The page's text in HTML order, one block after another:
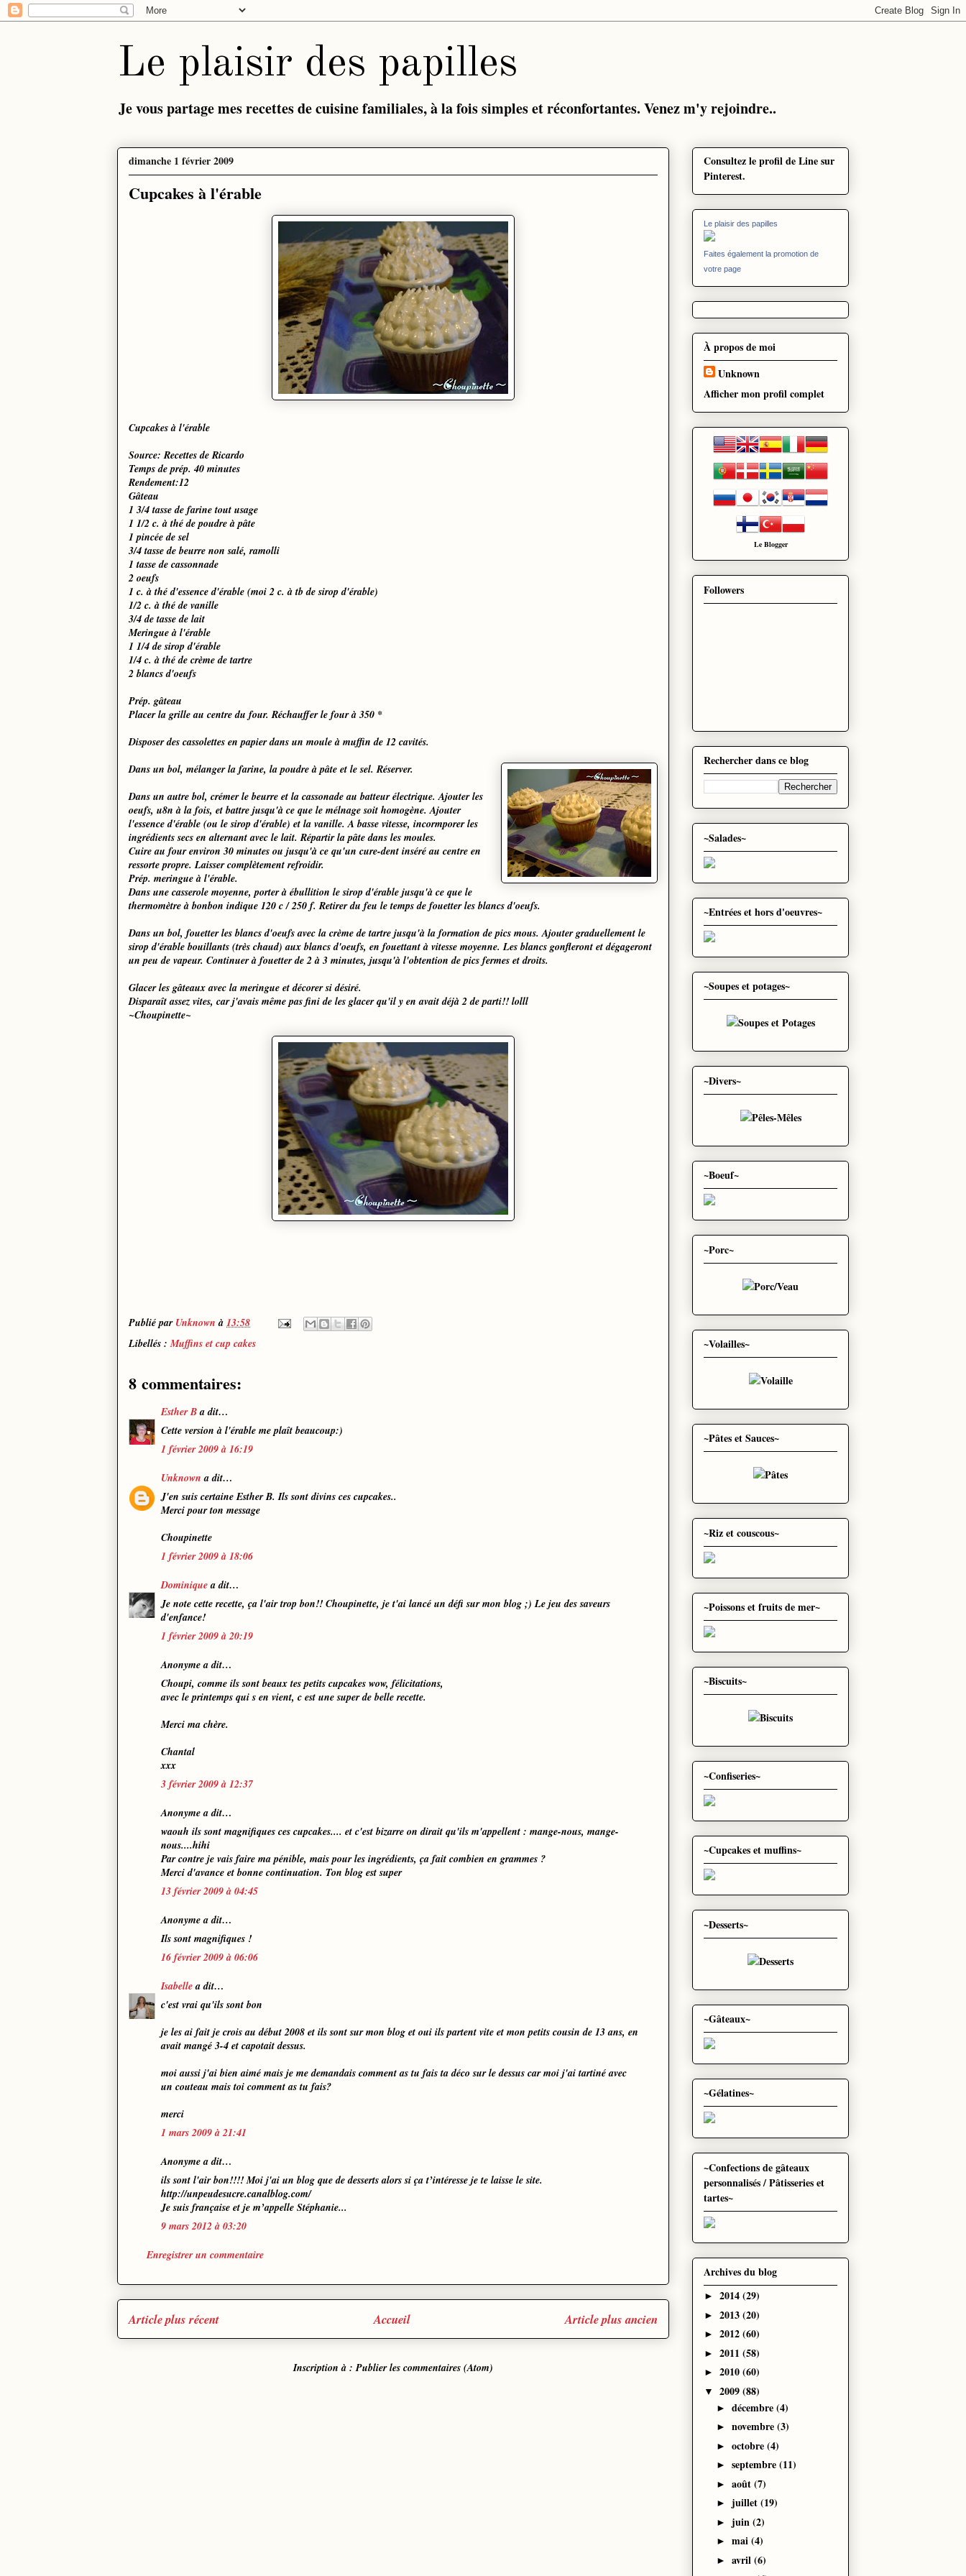
Le plaisir des papilles
Je vous partage mes recettes de cuisine familiales, à la fois simples et réconfortantes. Venez m'y rejoindre..
dimanche 1 février 2009
Cupcakes à l'érable
Cupcakes à l'érable
Source: Recettes de Ricardo
Temps de prép. 40 minutes
Rendement:12
Gâteau
1 3/4 tasse de farine tout usage
1 1/2 c. à thé de poudre à pâte
1 pincée de sel
3/4 tasse de beurre non salé, ramolli
1 tasse de cassonnade
2 oeufs
1 c. à thé d'essence d'érable (moi 2 c. à tb de sirop d'érable)
1/2 c. à thé de vanille
3/4 de tasse de lait
Meringue à l'érable
1 1/4 de sirop d'érable
1/4 c. à thé de crème de tartre
2 blancs d'oeufs
Prép. gâteau
Placer la grille au centre du four. Réchauffer le four à 350 *
Disposer des cassolettes en papier dans un moule à muffin de 12 cavités.
Dans un bol, mélanger la farine, la poudre à pâte et le sel. Réserver.
Dans un autre bol, crémer le beurre et la cassonade au batteur électrique. Ajouter les
oeufs, u8n à la fois, et battre jusqu'à ce que le mélnage soit homogène. Ajouter
l'essence d'érable (ou le sirop d'érable) et la vanille. A basse vitesse, incormporer les
ingrédients secs en alternant avec le lait. Répartir la pâte dans les moules.
Cuire au four environ 30 minutes ou jusqu'à ce qu'un cure-dent inséré au centre en
ressorte propre. Laisser complètement refroidir.
Prép. meringue à l'érable.
Dans une casserole moyenne, porter à ébullition le sirop d'érable jusqu'à ce que le
thermomètre à bonbon indique 120 c / 250 f. Retirer du feu le temps de fouetter les blancs d'oeufs.
Dans un bol, fouetter les blancs d'oeufs avec la crème de tartre jusqu'à la formation de pics mous. Ajouter graduellement le
sirop d'érable bouillants (très chaud) aux blancs d'oeufs, en fouettant à vitesse moyenne. Les blancs gonfleront et dégageront
un peu de vapeur. Continuer à fouetter de 2 à 3 minutes, jusqu'à l'obtention de pics fermes et droits.
Glacer les gâteaux avec la meringue et décorer si désiré.
Disparaît assez vites, car j'avais même pas fini de les glacer qu'il y en avait déjà 2 de parti!! lolll
~Choupinette~
Publié par Unknown à 13:58
Libellés :Muffins et cup cakes
8 commentaires:
Esther Ba dit…
Cette version à l'érable me plaît beaucoup:)
1 février 2009 à 16:19
Unknown a dit…
J'en suis certaine Esther B. Ils sont divins ces cupcakes..
Merci pour ton message
Choupinette
1 février 2009 à 18:06
Dominiquea dit…
Je note cette recette, ça l'air trop bon!! Choupinette, je t'ai lancé un défi sur mon blog ;) Le jeu des saveurs
d'enfance!
1 février 2009 à 20:19
Anonyme a dit…
Choupi, comme ils sont beaux tes petits cupcakes wow, félicitations,
avec le printemps qui s en vient, c est une super de belle recette.
Merci ma chère.
Chantal
xxx
3 février 2009 à 12:37
Anonyme a dit…
waouh ils sont magnifiques ces cupcakes.... et c'est bizarre on dirait qu'ils m'appellent : mange-nous, mange-
nous....hihi
Par contre je vais faire ma pénible, mais pour les ingrédients, ça fait combien en grammes ?
Merci d'avance et bonne continuation. Ton blog est super
13 février 2009 à 04:45
Anonyme a dit…
Ils sont magnifiques !
16 février 2009 à 06:06
Isabellea dit…
c'est vrai qu'ils sont bon
je les ai fait je crois au début 2008 et ils sont sur mon blog et oui ils partent vite et mon petits cousin de 13 ans, en
avait mangé 3-4 et capotait dessus.
moi aussi j'ai bien aimé mais je me demandais comment as tu fais ta déco sur le dessus car moi j'ai tartiné avec
un couteau mais toi comment as tu fais?
merci
1 mars 2009 à 21:41
Anonyme a dit…
ils sont l'air bon!!!! Moi j'ai un blog que de desserts alors si ça t’intéresse je te laisse le site.
http://unpeudesucre.canalblog.com/
Je suis française et je m’appelle Stéphanie...
9 mars 2012 à 03:20
Enregistrer un commentaire
Article plus récent Article plus ancien
Accueil
Inscription à :Publier les commentaires (Atom)
Consultez le profil de Line sur
Pinterest.
Le plaisir des papilles
Faites également la promotion de
votre page
À propos de moi
Unknown
Afficher mon profil complet
Le Blogger
Followers
Rechercher dans ce blog
~Salades~
~Entrées et hors d'oeuvres~
~Soupes et potages~
~Divers~
~Boeuf~
~Porc~
~Volailles~
~Pâtes et Sauces~
~Riz et couscous~
~Poissons et fruits de mer~
~Biscuits~
~Confiseries~
~Cupcakes et muffins~
~Desserts~
~Gâteaux~
~Gélatines~
~Confections de gâteaux
personnalisés / Pâtisseries et
tartes~
Archives du blog
► 2014(29)
► 2013(20)
► 2012(60)
► 2011 (58)
► 2010(60)
▼ 2009(88)
► décembre(4)
► novembre(3)
► octobre(4)
► septembre(11)
► août(7)
► juillet(19)
► juin(2)
► mai(4)
► avril(6)